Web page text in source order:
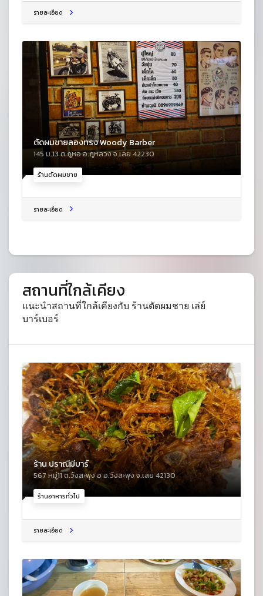
รายละเอียด
ร้านตัดผมชาย
ตัดผมชายลองทรง Woody Barber
145 ม.13 ต.ภูหอ อ.ภูหลวง จ.เลย 42230
รายละเอียด
สถานที่ใกล้เคียง
แนะนำสถานที่ใกล้เคียงกับ ร้านตัดผมชาย เล่ย์
บาร์เบอร์
ร้านอาหารทั่วไป
ร้าน ปราณีมีบาร์
567 หมู่11 ต.วังสะพุง อ อ.วังสะพุง จ.เลย 42130
รายละเอียด